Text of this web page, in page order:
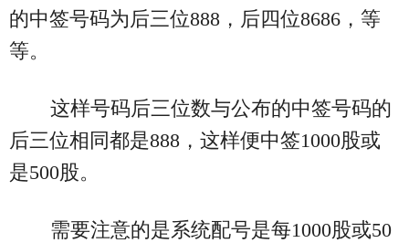
的中签号码为后三位888，后四位8686，等
等。
这样号码后三位数与公布的中签号码的
后三位相同都是888，这样便中签1000股或
是500股。
需要注意的是系统配号是每1000股或50